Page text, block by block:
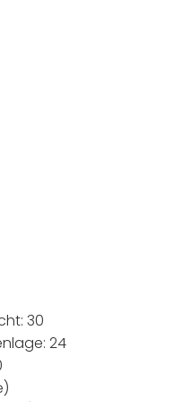
30
24